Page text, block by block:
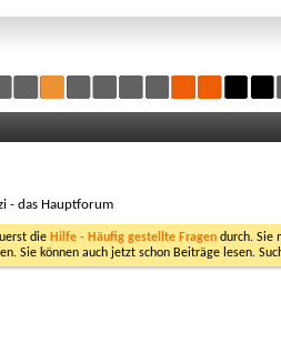
- das Hauptforum
die Hilfe - Häufig gestellte Fragen durch. Sie
Sie können auch jetzt schon Beiträge lesen.